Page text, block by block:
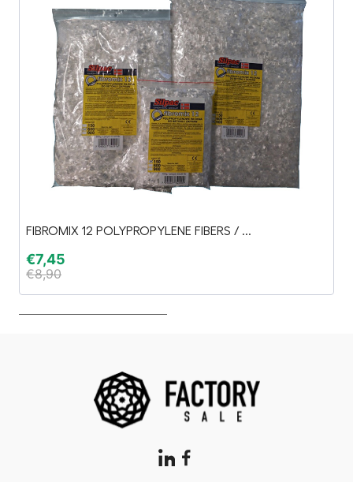
FIBROMIX 12 POLYPROPYLENE FIBERS / ...
€7,45
€8,90